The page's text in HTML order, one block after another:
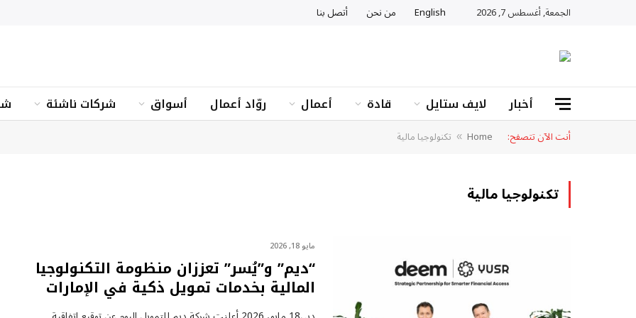
الجمعة, أغسطس 7, 2026 English من نحن أتصل بنا
أخبار لايف ستايل قادة أعمال روّاد أعمال أسواق شركات ناشئة
أنت الآن تتصفح: Home
» تكنولوجيا مالية
تكنولوجيا مالية
مايو 18, 2026
“ديم” و”يُسر” تعززان منظومة التكنولوجيا
المالية بخدمات تمويل ذكية في الإمارات